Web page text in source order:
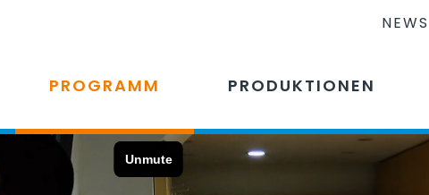
NEWS
PROGRAMM PRODUKTIONEN